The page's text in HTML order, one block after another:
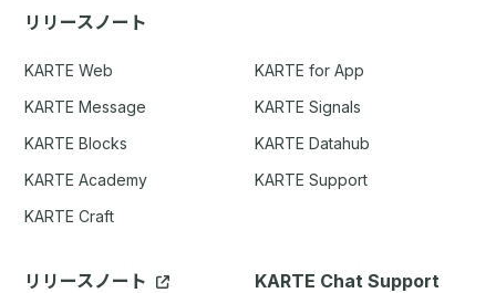
リリースノート
KARTE Web
KARTE for App
KARTE Message
KARTE Signals
KARTE Blocks
KARTE Datahub
KARTE Academy
KARTE Support
KARTE Craft
リリースノート
KARTE Chat Support